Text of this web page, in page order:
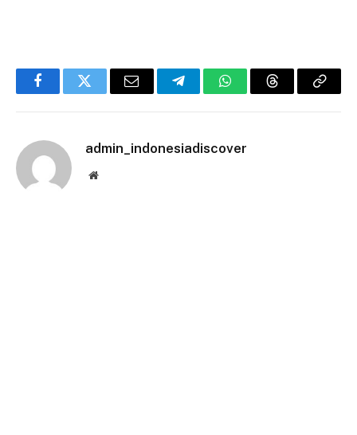
FacebookTwitter Email TelegramWhatsAppThreadsCopy
admin_indonesiadiscover
Website